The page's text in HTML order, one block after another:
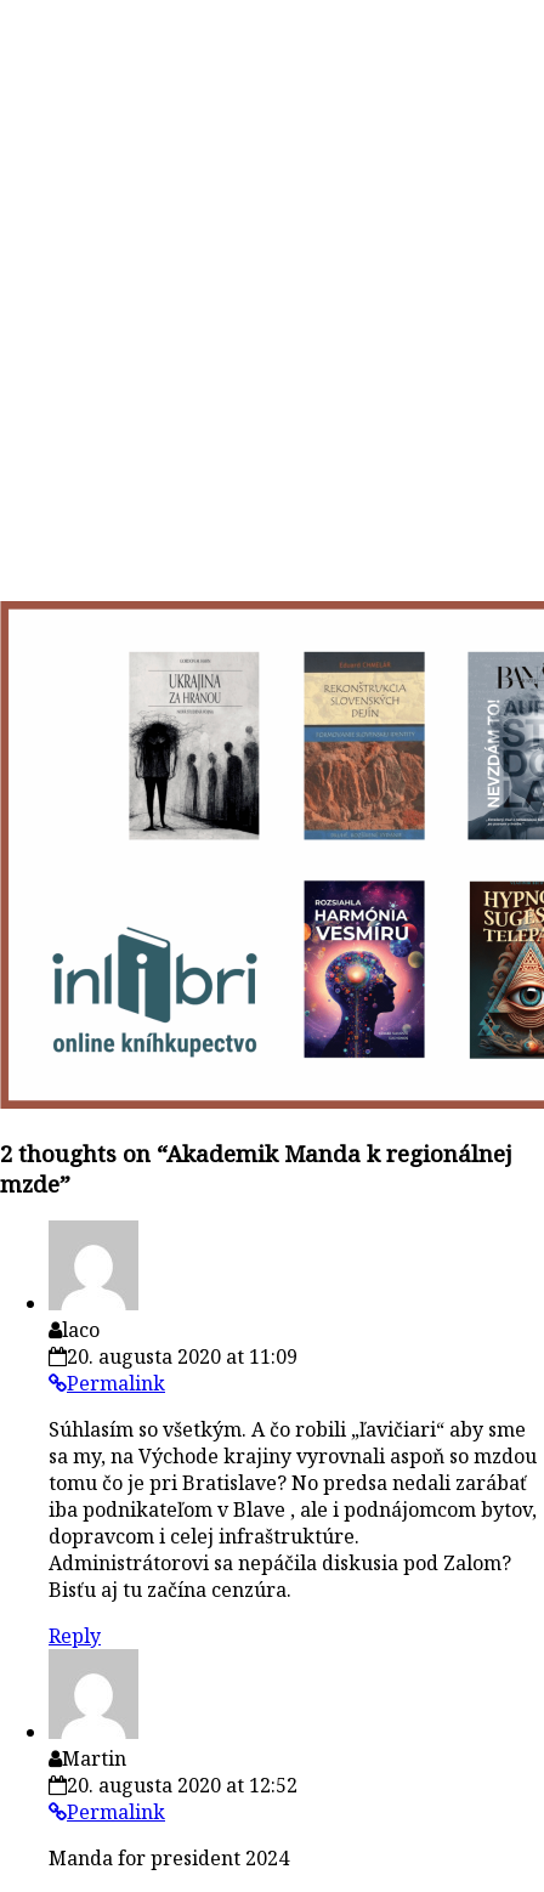
2 thoughts on “Akademik Manda k regionálnej
mzde”
laco
20. augusta 2020 at 11:09
Permalink
Súhlasím so všetkým. A čo robili „ľavičiari“ aby sme
sa my, na Východe krajiny vyrovnali aspoň so mzdou
tomu čo je pri Bratislave? No predsa nedali zarábať
iba podnikateľom v Blave , ale i podnájomcom bytov,
dopravcom i celej infraštruktúre.
Administrátorovi sa nepáčila diskusia pod Zalom?
Bisťu aj tu začína cenzúra.
Reply
Martin
20. augusta 2020 at 12:52
Permalink
Manda for president 2024